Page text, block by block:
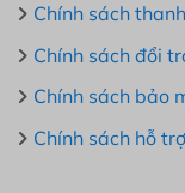
Chính sách
Chính sách đổi
Chính sách bảo
Chính sách hỗ